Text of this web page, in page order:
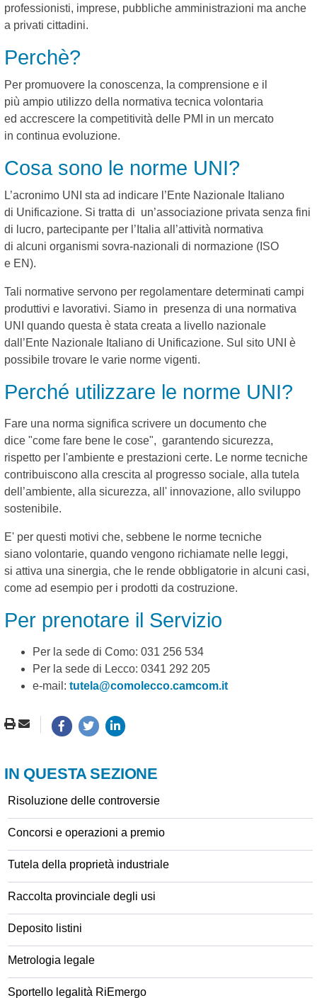
professionisti, imprese, pubbliche amministrazioni ma anche
a privati cittadini.
Perchè?
Per promuovere la conoscenza, la comprensione e il
più ampio utilizzo della normativa tecnica volontaria
ed accrescere la competitività delle PMI in un mercato
in continua evoluzione.
Cosa sono le norme UNI?
L’acronimo UNI sta ad indicare l’Ente Nazionale Italiano
di Unificazione. Si tratta di un’associazione privata senza fini
di lucro, partecipante per l’Italia all’attività normativa
di alcuni organismi sovra-nazionali di normazione (ISO
e EN).
Tali normative servono per regolamentare determinati campi
produttivi e lavorativi. Siamo in presenza di una normativa
UNI quando questa è stata creata a livello nazionale
dall’Ente Nazionale Italiano di Unificazione. Sul sito UNI è
possibile trovare le varie norme vigenti.
Perché utilizzare le norme UNI?
Fare una norma significa scrivere un documento che
dice "come fare bene le cose", garantendo sicurezza,
rispetto per l'ambiente e prestazioni certe. Le norme tecniche
contribuiscono alla crescita al progresso sociale, alla tutela
dell’ambiente, alla sicurezza, all' innovazione, allo sviluppo
sostenibile.
E' per questi motivi che, sebbene le norme tecniche
siano volontarie, quando vengono richiamate nelle leggi,
si attiva una sinergia, che le rende obbligatorie in alcuni casi,
come ad esempio per i prodotti da costruzione.
Per prenotare il Servizio
Per la sede di Como: 031 256 534
Per la sede di Lecco: 0341 292 205
e-mail: tutela@comolecco.camcom.it
IN QUESTA SEZIONE
Risoluzione delle controversie
Concorsi e operazioni a premio
Tutela della proprietà industriale
Raccolta provinciale degli usi
Deposito listini
Metrologia legale
Sportello legalità RiEmergo